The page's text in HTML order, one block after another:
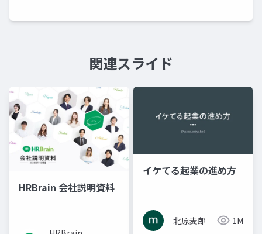
関連スライド
HRBrain 会社説明資料
イケてる起業の進め方
北原麦郎 1M